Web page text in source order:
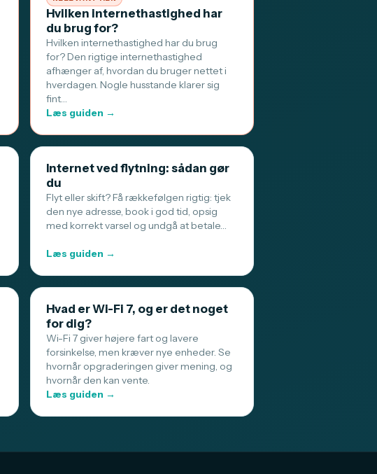
Hvilken internethastighed har
du brug for?
Hvilken internethastighed har du brug
for? Den rigtige internethastighed
afhænger af, hvordan du bruger nettet i
hverdagen. Nogle husstande klarer sig
fint…
Læs guiden →
Internet ved flytning: sådan gør
du
Flyt eller skift? Få rækkefølgen rigtig: tjek
den nye adresse, book i god tid, opsig
med korrekt varsel og undgå at betale…
Læs guiden →
Hvad er Wi-Fi 7, og er det noget
for dig?
Wi-Fi 7 giver højere fart og lavere
forsinkelse, men kræver nye enheder. Se
hvornår opgraderingen giver mening, og
hvornår den kan vente.
Læs guiden →